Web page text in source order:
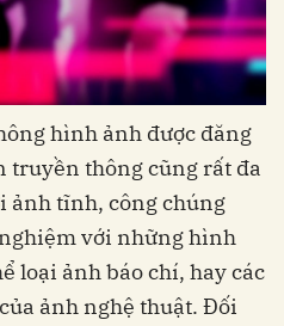
hình ảnh được đăng
truyền thông cũng rất đa
ảnh tĩnh, công chúng
với những hình
loại ảnh báo chí, hay các
ảnh nghệ thuật. Đối